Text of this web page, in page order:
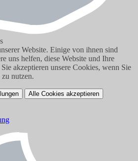
Website. Einige von ihnen sind
uns helfen, diese Website und Ihre
akzeptieren unsere Cookies, wenn Sie
nutzen.
Alle Cookies akzeptieren